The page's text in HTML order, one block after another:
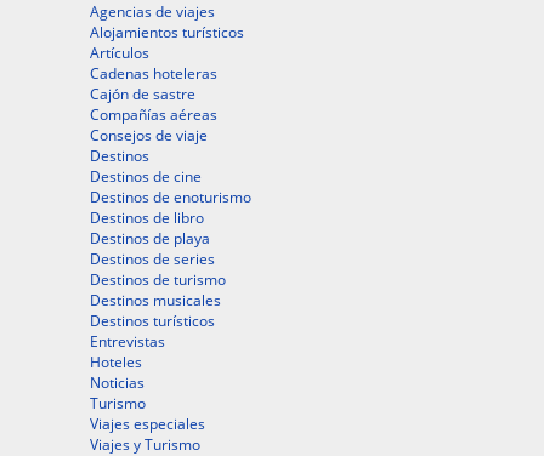
Agencias de viajes
Alojamientos turísticos
Artículos
Cadenas hoteleras
Cajón de sastre
Compañías aéreas
Consejos de viaje
Destinos
Destinos de cine
Destinos de enoturismo
Destinos de libro
Destinos de playa
Destinos de series
Destinos de turismo
Destinos musicales
Destinos turísticos
Entrevistas
Hoteles
Noticias
Turismo
Viajes especiales
Viajes y Turismo